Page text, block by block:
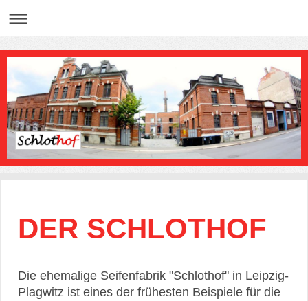
DER SCHLOTHOF
Die ehemalige Seifenfabrik "Schlothof" in Leipzig-
Plagwitz ist eines der frühesten Beispiele für die